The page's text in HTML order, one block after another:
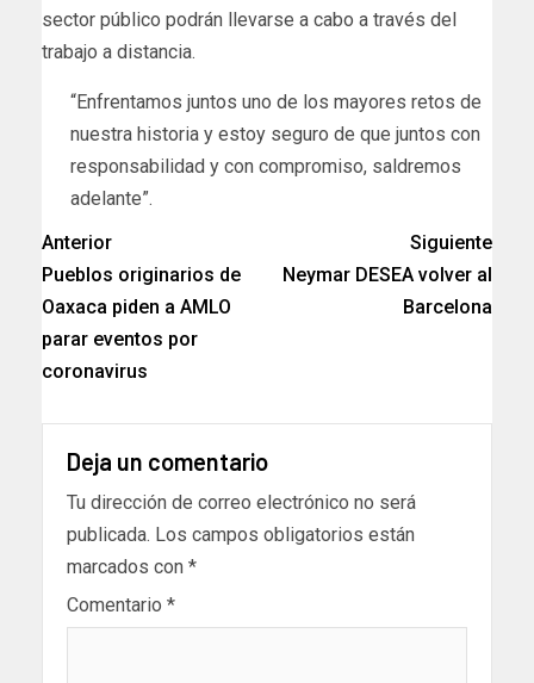
sector público podrán llevarse a cabo a través del
trabajo a distancia.
“Enfrentamos juntos uno de los mayores retos de
nuestra historia y estoy seguro de que juntos con
responsabilidad y con compromiso, saldremos
adelante”.
Anterior
Pueblos originarios de
Oaxaca piden a AMLO
parar eventos por
coronavirus
Siguiente
Neymar DESEA volver al
Barcelona
Deja un comentario
Tu dirección de correo electrónico no será
publicada. Los campos obligatorios están
marcados con *
Comentario *